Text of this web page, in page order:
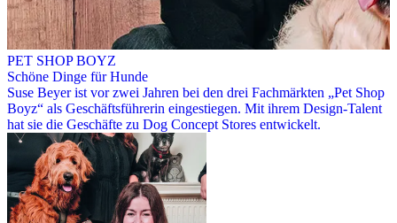
PET SHOP BOYZ
Schöne Dinge für Hunde
Suse Beyer ist vor zwei Jahren bei den drei Fachmärkten „Pet Shop
Boyz“ als Geschäftsführerin eingestiegen. Mit ihrem Design-Talent
hat sie die Geschäfte zu Dog Concept Stores entwickelt.